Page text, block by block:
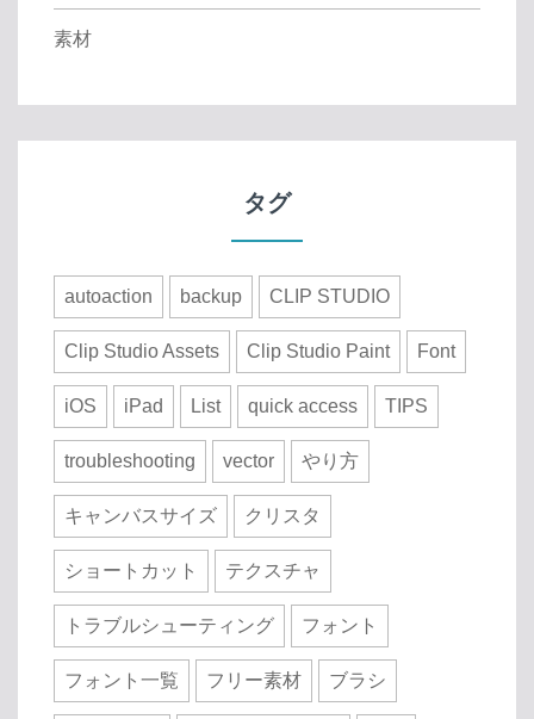
素材
タグ
autoaction backup CLIP STUDIO
Clip Studio Assets Clip Studio Paint Font
iOS iPad List quick access TIPS
troubleshooting vector やり方
キャンバスサイズ クリスタ
ショートカット テクスチャ
トラブルシューティング フォント
フォント一覧 フリー素材 ブラシ